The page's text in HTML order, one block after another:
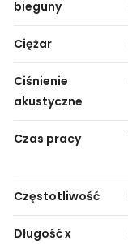
bieguny
Ciężar
Ciśnienie
akustyczne
Czas pracy
Częstotliwość
Długość x